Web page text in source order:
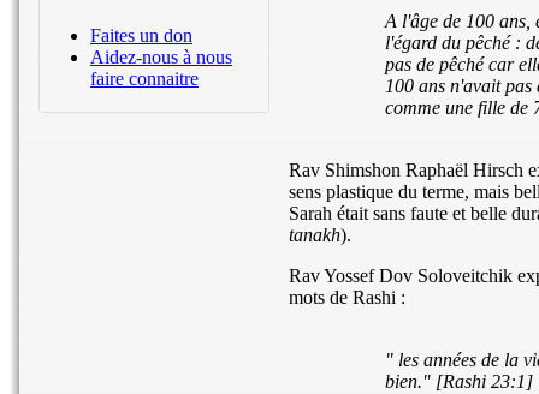
Faites un don
Aidez-nous à nous
faire connaitre
A l'âge de 100 ans,
l'égard du pêché :
pas de pêché car
100 ans n'avait
comme une fille de
Rav Shimshon Raphaël Hirsch
sens plastique du terme, mais
Sarah était sans faute et belle
tanakh).
Rav Yossef Dov Soloveitchik
mots de Rashi :
" les années de la
bien." [Rashi 23:1]